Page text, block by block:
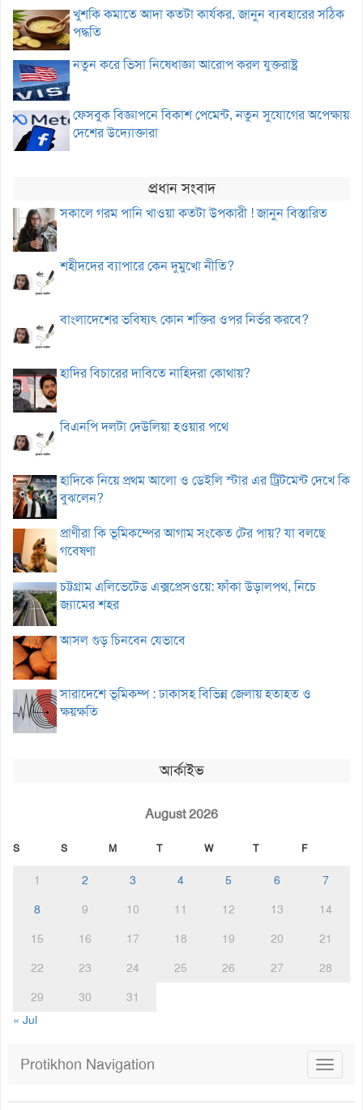
খুশকি কমাতে আদা কতটা কার্যকর, জানুন ব্যবহারের সঠিক
পদ্ধতি
নতুন করে ভিসা নিষেধাজ্ঞা আরোপ করল যুক্তরাষ্ট্র
ফেসবুক বিজ্ঞাপনে বিকাশ পেমেন্ট, নতুন সুযোগের অপেক্ষায়
দেশের উদ্যোক্তারা
প্রধান সংবাদ
সকালে গরম পানি খাওয়া কতটা উপকারী ! জানুন বিস্তারিত
শহীদদের ব্যাপারে কেন দুমুখো নীতি?
বাংলাদেশের ভবিষ্যৎ কোন শক্তির ওপর নির্ভর করবে?
হাদির বিচারের দাবিতে নাহিদরা কোথায়?
বিএনপি দলটা দেউলিয়া হওয়ার পথে
হাদিকে নিয়ে প্রথম আলো ও ডেইলি স্টার এর ট্রিটমেন্ট দেখে কি
বুঝলেন?
প্রাণীরা কি ভূমিকম্পের আগাম সংকেত টের পায়? যা বলছে
গবেষণা
চট্টগ্রাম এলিভেটেড এক্সপ্রেসওয়ে: ফাঁকা উড়ালপথ, নিচে
জ্যামের শহর
আসল গুড় চিনবেন যেভাবে
সারাদেশে ভূমিকম্প : ঢাকাসহ বিভিন্ন জেলায় হতাহত ও
ক্ষয়ক্ষতি
আর্কাইভ
August 2026
S S M T W T F
1 2 3 4 5 6
7
8
9 10 11 12 13
14
15
16 17 18 19 20
21
22
23 24 25 26 27
28
29
30
31
« Jul
Toggle
Protikhon Navigation